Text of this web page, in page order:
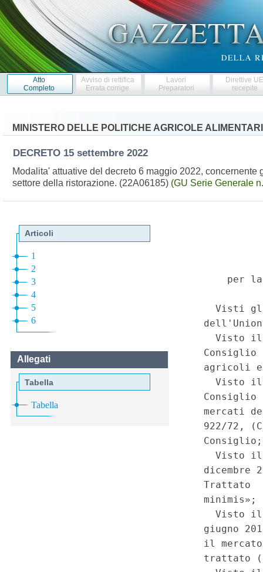
Atto
Completo
Avviso di rettifica
Errata corrige
Lavori
Preparatori
Direttive
recepite
MINISTERO DELLE POLITICHE AGRICOLE
DECRETO 15 settembre 2022
Modalita' attuative del decreto 6 maggio 2022,
settore della ristorazione. (22A06185) (GU Serie Generale